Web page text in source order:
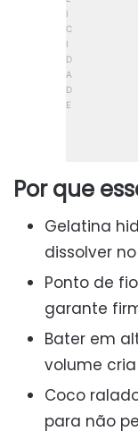
Por que
Gelatina
dissolver
Ponto de
garante
Bater em
volume
Coco
para não